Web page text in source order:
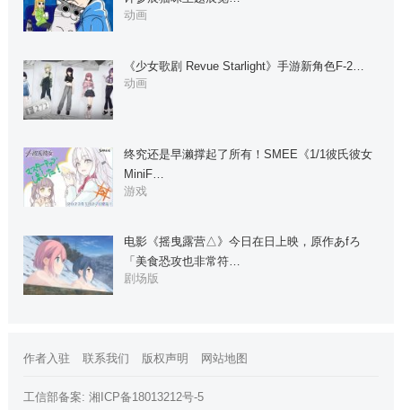
动画
《少女歌剧 Revue Starlight》手游新角色F-2…
动画
终究还是早濑撑起了所有！SMEE《1/1彼氏彼女
MiniF…
游戏
电影《摇曳露营△》今日在日上映，原作あfろ
「美食恐攻也非常符…
剧场版
作者入驻 联系我们 版权声明 网站地图
工信部备案: 湘ICP备18013212号-5